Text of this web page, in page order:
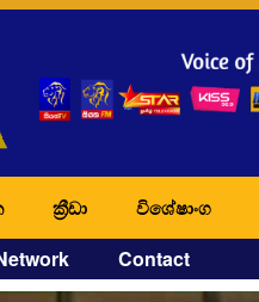
ක්‍රීඩා විශේෂාංග
Contact